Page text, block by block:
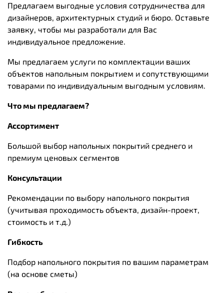
Предлагаем выгодные условия сотрудничества для
дизайнеров, архитектурных студий и бюро. Оставьте
заявку, чтобы мы разработали для Вас
индивидуальное предложение.
Мы предлагаем услуги по комплектации ваших
объектов напольным покрытием и сопутствующими
товарами по индивидуальным выгодным условиям.
Что мы предлагаем?
Ассортимент
Большой выбор напольных покрытий среднего и
премиум ценовых сегментов
Консультации
Рекомендации по выбору напольного покрытия
(учитывая проходимость объекта, дизайн-проект,
стоимость и т.д.)
Гибкость
Подбор напольного покрытия по вашим параметрам
(на основе сметы)